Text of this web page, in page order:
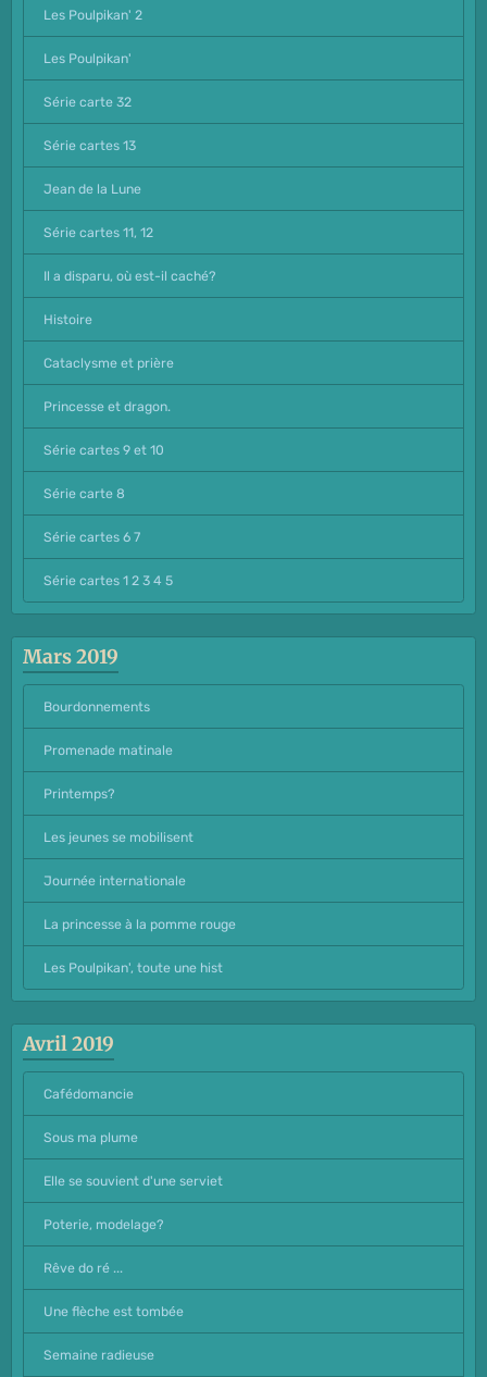
Les Poulpikan' 2
Les Poulpikan'
Série carte 32
Série cartes 13
Jean de la Lune
Série cartes 11, 12
Il a disparu, où est-il caché?
Histoire
Cataclysme et prière
Princesse et dragon.
Série cartes 9 et 10
Série carte 8
Série cartes 6 7
Série cartes 1 2 3 4 5
Mars 2019
Bourdonnements
Promenade matinale
Printemps?
Les jeunes se mobilisent
Journée internationale
La princesse à la pomme rouge
Les Poulpikan', toute une hist
Avril 2019
Cafédomancie
Sous ma plume
Elle se souvient d'une serviet
Poterie, modelage?
Rêve do ré ...
Une flèche est tombée
Semaine radieuse